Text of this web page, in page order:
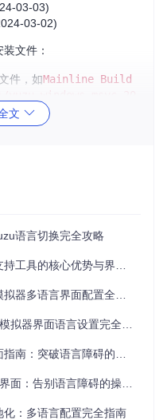
03-03)
03-02)
文件：
件，如Mainline Build
windows-msvc-20
文件，如
越完善，建议优先选择3
启动程序
537296095.Ap
20240304-5372960
文
语言切换完全攻略
的核心优势与界面切换指南
多语言界面配置全攻略
器界面语言设置完全指南
破语言障碍的完整解决方案
告别语言障碍的操作指南
：多语言配置完全指南